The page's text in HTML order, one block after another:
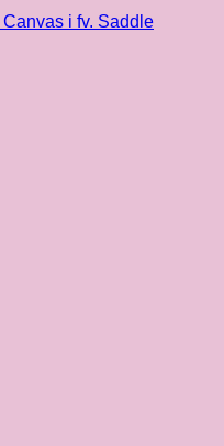
i fv. Saddle